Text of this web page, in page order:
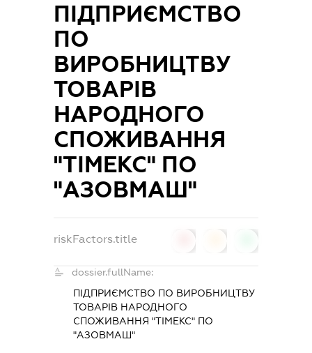
ПІДПРИЄМСТВО
ПО
ВИРОБНИЦТВУ
ТОВАРІВ
НАРОДНОГО
СПОЖИВАННЯ
"ТІМЕКС" ПО
"АЗОВМАШ"
riskFactors.title
dossier.fullName:
ПІДПРИЄМСТВО ПО ВИРОБНИЦТВУ
ТОВАРІВ НАРОДНОГО
СПОЖИВАННЯ "ТІМЕКС" ПО
"АЗОВМАШ"